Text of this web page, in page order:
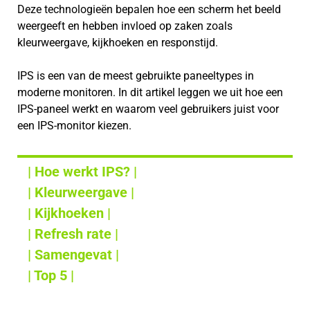
Deze technologieën bepalen hoe een scherm het beeld
weergeeft en hebben invloed op zaken zoals
kleurweergave, kijkhoeken en responstijd.
IPS is een van de meest gebruikte paneeltypes in
moderne monitoren. In dit artikel leggen we uit hoe een
IPS-paneel werkt en waarom veel gebruikers juist voor
een IPS-monitor kiezen.
| Hoe werkt IPS? |
| Kleurweergave |
| Kijkhoeken |
| Refresh rate |
| Samengevat |
| Top 5 |